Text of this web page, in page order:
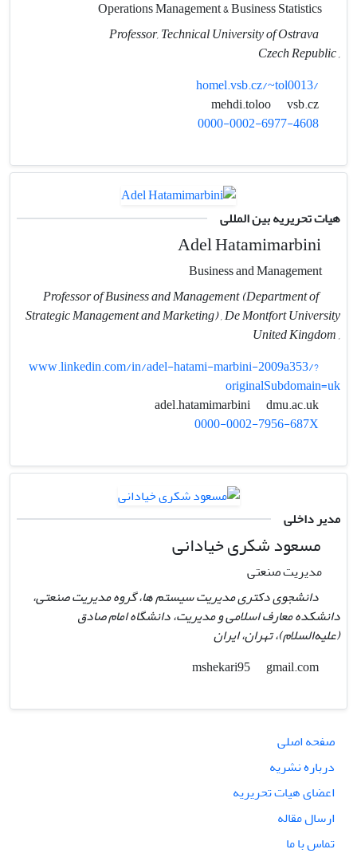
Professor, Technical University of Ostrava
, Czech Republic
homel.vsb.cz/~tol0013/
vsb.cz
0000-0002-6977-4608
هیات تحریریه بین المللی
Adel Hatamimarbini
Business and Management
Professor of Business and Management (Department of
Strategic Management and Marketing) , De Montfort University
, United Kingdom
www.linkedin.com/in/adel-hatami-marbini-2009a353/?
originalSubdomain=uk
dmu.ac.uk
0000-0002-7956-687X
مدیر داخلی
مسعود شکری خیادانی
مدیریت صنعتی
دانشجوی دکتری مدیریت سیستم ها، گروه مدیریت صنعتی،
دانشکده معارف اسلامی و مدیریت، دانشگاه امام صادق
(علیه‌السلام)، تهران،‌ ایران
gmail.com
صفحه اصلی
درباره نشریه
اعضای هیات تحریریه
ارسال مقاله
تماس با ما